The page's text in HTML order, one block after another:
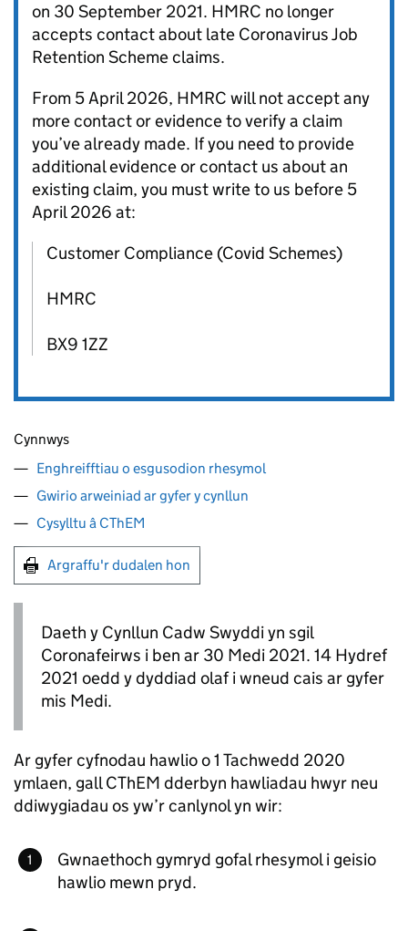
on 30 September 2021. HMRC no longer
accepts contact about late Coronavirus Job
Retention Scheme claims.
From 5 April 2026, HMRC will not accept any
more contact or evidence to verify a claim
you’ve already made. If you need to provide
additional evidence or contact us about an
existing claim, you must write to us before 5
April 2026 at:
Customer Compliance (Covid Schemes)
HMRC
BX9 1ZZ
Cynnwys
Enghreifftiau o esgusodion rhesymol
Gwirio arweiniad ar gyfer y cynllun
Cysylltu â CThEM
Argraffu'r dudalen hon
Daeth y Cynllun Cadw Swyddi yn sgil
Coronafeirws i ben ar 30 Medi 2021. 14 Hydref
2021 oedd y dyddiad olaf i wneud cais ar gyfer
mis Medi.
Ar gyfer cyfnodau hawlio o 1 Tachwedd 2020
ymlaen, gall CThEM dderbyn hawliadau hwyr neu
ddiwygiadau os yw’r canlynol yn wir:
Gwnaethoch gymryd gofal rhesymol i geisio
hawlio mewn pryd.